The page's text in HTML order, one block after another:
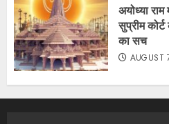
अयोध्या
सुप्रीम
का सच
AUGUST